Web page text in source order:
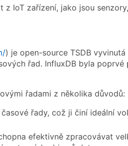
z IoT zařízení, jako jsou
) je open-source TSDB
řad. InfluxDB byla
řadami z několika důvodů:
řady, což ji činí ideální
efektivně zpracovávat